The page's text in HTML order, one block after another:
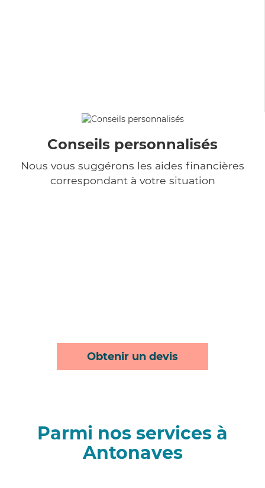
Conseils personnalisés
Nous vous suggérons les aides financières
correspondant à votre situation
Obtenir un devis
Parmi nos services à
Antonaves